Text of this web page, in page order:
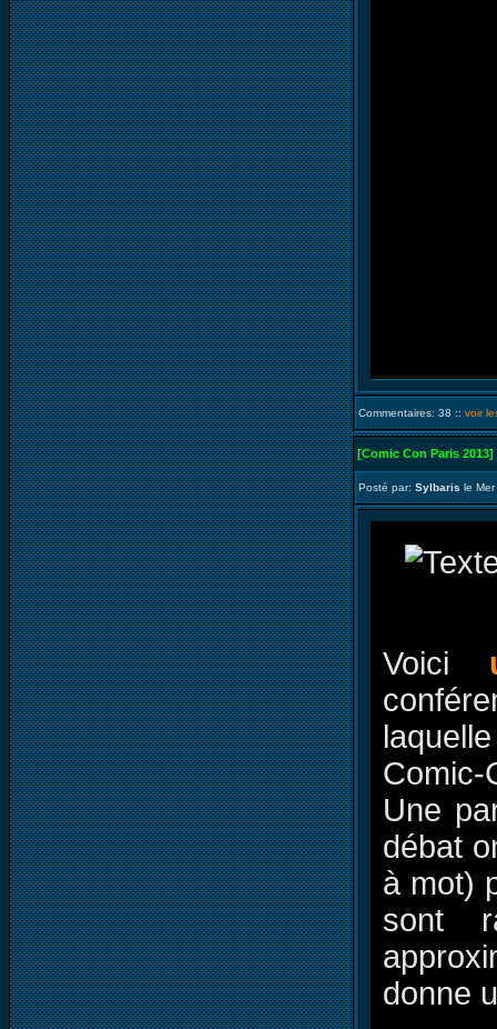
Commentaires: 38 :: voir
[Comic Con Paris 2013]
Posté par: Sylbaris le
Voici
Comic-
Une
débat
à mot)
sont
donne